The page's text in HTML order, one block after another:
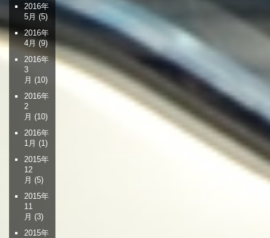
2016年
5月 (5)
2016年
4月 (9)
2016年
3
月 (10)
2016年
2
月 (10)
2016年
1月 (1)
2015年
12
月 (5)
2015年
11
月 (3)
2015年